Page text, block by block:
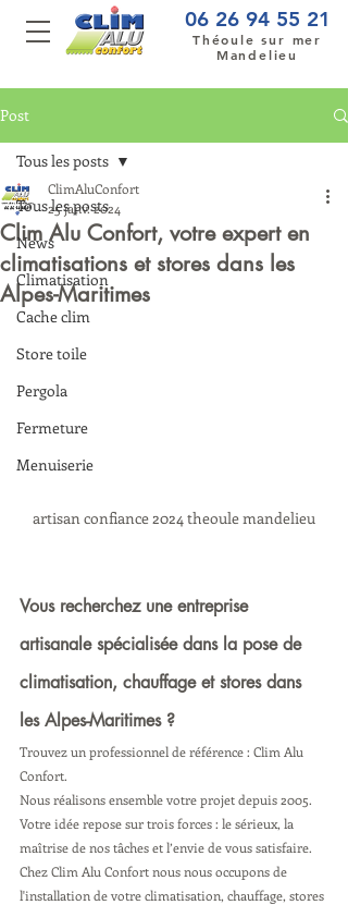
06 26 94 55 21
Théoule sur mer
Mandelieu
Post
Tous les posts
News
Climatisation
Cache clim
Store toile
Pergola
Fermeture
Menuiserie
Tous les posts
Clim Alu Confort, votre expert en
climatisations et stores dans les
Alpes-Maritimes
ClimAluConfort
25 janv. 2024
artisan confiance 2024 theoule mandelieu
Vous recherchez une entreprise
artisanale spécialisée dans la pose de
climatisation, chauffage et stores dans
les Alpes-Maritimes ?
Trouvez un professionnel de référence : Clim Alu
Confort.
Nous réalisons ensemble votre projet depuis 2005.
Votre idée repose sur trois forces : le sérieux, la
maîtrise de nos tâches et l’envie de vous satisfaire.
Chez Clim Alu Confort nous nous occupons de
l'installation de votre climatisation, chauffage, stores